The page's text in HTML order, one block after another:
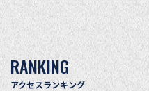
RANKING
アクセスランキング